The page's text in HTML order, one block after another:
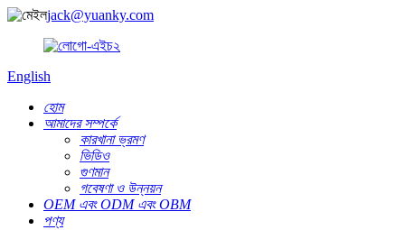
jack@yuanky.com
English
হোম
আমাদের সম্পর্কে
কারখানা ভ্রমণ
ভিডিও
গুণমান
গবেষণা ও উন্নয়ন
OEM এবং ODM এবং OBM
পণ্য